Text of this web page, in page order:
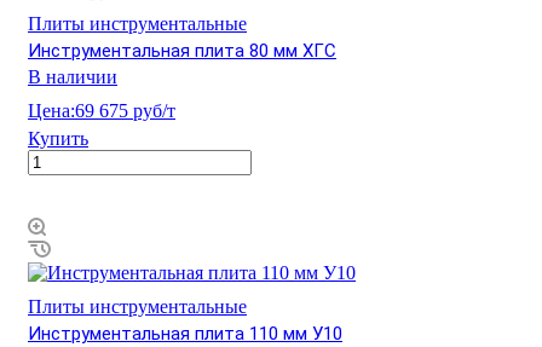
Плиты инструментальные
Инструментальная плита 80 мм ХГС
В наличии
Цена:69 675 руб/т
Купить
Плиты инструментальные
Инструментальная плита 110 мм У10